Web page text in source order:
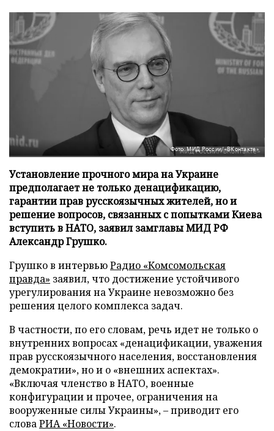
Фото: МИД России/«ВКонтакте»
Установление прочного мира на Украине
предполагает не только денацификацию,
гарантии прав русскоязычных жителей, но и
решение вопросов, связанных с попытками Киева
вступить в НАТО, заявил замглавы МИД РФ
Александр Грушко.
Грушко в интервьюРадио «Комсомольская
правда» заявил, что достижение устойчивого
урегулирования на Украине невозможно без
решения целого комплекса задач.
В частности, по его словам, речь идет не только о
внутренних вопросах «денацификации, уважения
прав русскоязычного населения, восстановления
демократии», но и о «внешних аспектах».
«Включая членство в НАТО, военные
конфигурации и прочее, ограничения на
вооруженные силы Украины», – приводит его
словаРИА «Новости».